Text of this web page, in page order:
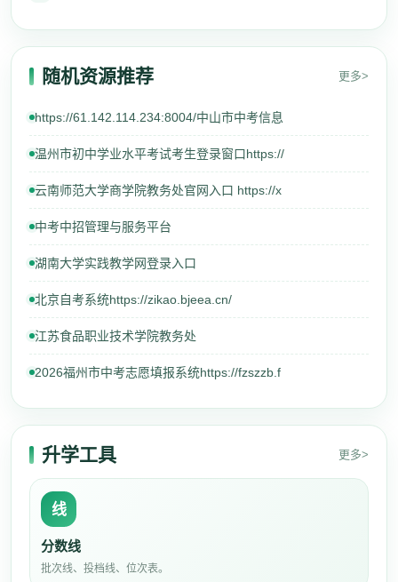
随机资源推荐 更多>
https://61.142.114.234:8004/中山市中考信息
温州市初中学业水平考试考生登录窗口https://
云南师范大学商学院教务处官网入口 https://x
中考中招管理与服务平台
湖南大学实践教学网登录入口
北京自考系统https://zikao.bjeea.cn/
江苏食品职业技术学院教务处
2026福州市中考志愿填报系统https://fzszzb.f
升学工具 更多>
线
分数线
批次线、投档线、位次表。